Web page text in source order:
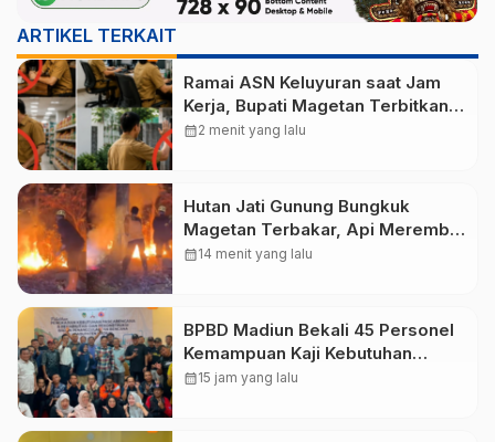
ARTIKEL TERKAIT
Ramai ASN Keluyuran saat Jam
Kerja, Bupati Magetan Terbitkan
SE Larang Ngopi hingga Belanja
calendar_month2 menit yang lalu
Hutan Jati Gunung Bungkuk
Magetan Terbakar, Api Merembet
dari Parang Hill akibat Angin
calendar_month14 menit yang lalu
BPBD Madiun Bekali 45 Personel
Kemampuan Kaji Kebutuhan
Pasca Bencana
calendar_month15 jam yang lalu